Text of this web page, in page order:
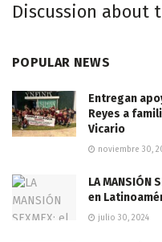
Discussion about
POPULAR NEWS
Entregan
Reyes a
Vicario
noviembre 30,
LA MANSIÓN
en
julio 30, 2024